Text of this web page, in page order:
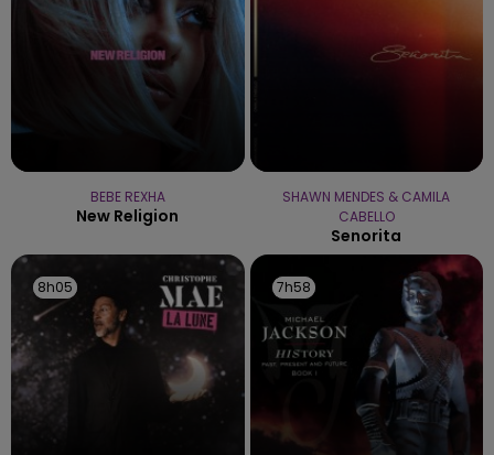
BEBE REXHA
New Religion
SHAWN MENDES & CAMILA
CABELLO
Senorita
8h05
8h05 7h58
7h58